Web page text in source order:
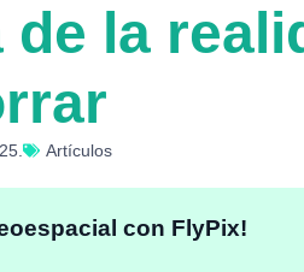
la
Artículos
con FlyPix!